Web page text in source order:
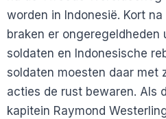
worden in Indonesië. Kort
braken er ongeregeldheden
soldaten en Indonesische
soldaten moesten daar met
acties de rust bewaren. Als
kapitein Raymond